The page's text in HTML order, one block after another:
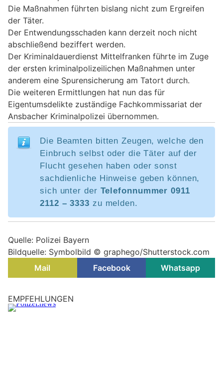
Die Maßnahmen führten bislang nicht zum Ergreifen
der Täter.
Der Entwendungsschaden kann derzeit noch nicht
abschließend beziffert werden.
Der Kriminaldauerdienst Mittelfranken führte im Zuge
der ersten kriminalpolizeilichen Maßnahmen unter
anderem eine Spurensicherung am Tatort durch.
Die weiteren Ermittlungen hat nun das für
Eigentumsdelikte zuständige Fachkommissariat der
Ansbacher Kriminalpolizei übernommen.
Die Beamten bitten Zeugen, welche den
Einbruch selbst oder die Täter auf der
Flucht gesehen haben oder sonst
sachdienliche Hinweise geben können,
sich unter der Telefonnummer 0911
2112 – 3333 zu melden.
Quelle: Polizei Bayern
Bildquelle: Symbolbild © graphego/Shutterstock.com
Mail
Facebook Whatsapp
Straubing, Bayern: Zoll deckt illegale